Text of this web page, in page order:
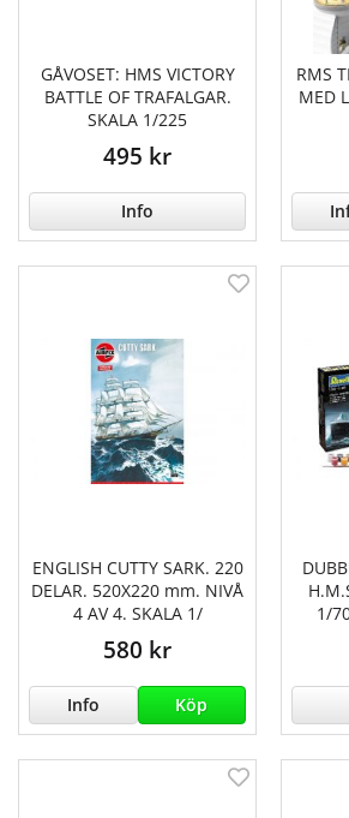
GÅVOSET: HMS VICTORY
BATTLE OF TRAFALGAR.
SKALA 1/225
495 kr
Info
RMS
MED
ENGLISH CUTTY SARK. 220
DELAR. 520X220 mm. NIVÅ
4 AV 4. SKALA 1/
580 kr
Info Köp
1/